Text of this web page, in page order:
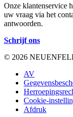
Onze klantenservice
uw vraag via het
antwoorden.
Schrijf ons
© 2026
AV
Cookie-
Afdruk